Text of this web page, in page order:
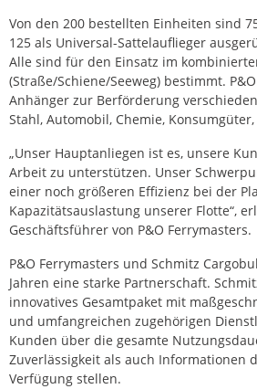
Von den 200 bestellten Einheiten sind
125 als Universal-Sattelauflieger
Alle sind für den Einsatz im
(Straße/Schiene/Seeweg) bestimmt.
Anhänger zur Berförderung
Stahl, Automobil, Chemie,
„Unser Hauptanliegen ist es, unsere
Arbeit zu unterstützen. Unser
einer noch größeren Effizienz bei der
Kapazitätsauslastung unserer Flotte“,
Geschäftsführer von P&O Ferrymasters.
P&O Ferrymasters und Schmitz
Jahren eine starke Partnerschaft.
innovatives Gesamtpaket mit
und umfangreichen zugehörigen
Kunden über die gesamte
Zuverlässigkeit als auch Informationen
Verfügung stellen.